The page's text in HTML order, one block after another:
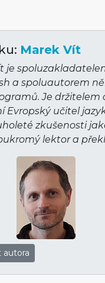
Marek Vít
je
a spoluautorem
Je
Evropský učitel
zkušenosti
lektor a
autora